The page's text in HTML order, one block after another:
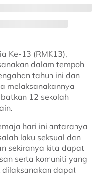
Ke-13 (RMK13),
dalam tempoh
tahun ini dan
melaksanakannya
12 sekolah
hari ini antaranya
laku seksual dan
sekiranya kita dapat
serta komuniti yang
dapat